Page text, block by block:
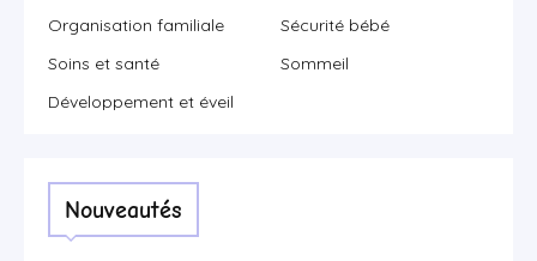
Organisation familiale
Sécurité bébé
Soins et santé
Sommeil
Développement et éveil
Nouveautés